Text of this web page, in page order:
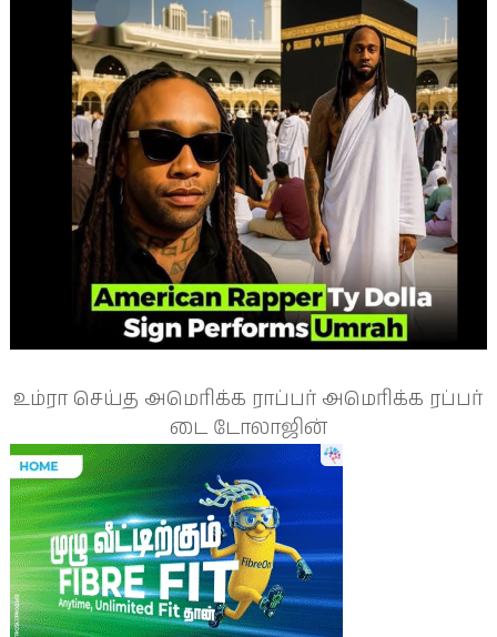
உம்ரா செய்த அமெரிக்க ராப்பர் அமெரிக்க ரப்பர்
டை டோலாஜின்